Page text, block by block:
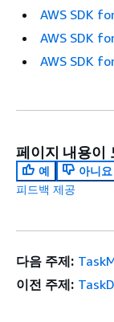
AWS SDK
AWS SDK
AWS SDK
페이지 내용이
예
아니요
피드백 제공
다음 주제:
이전 주제: